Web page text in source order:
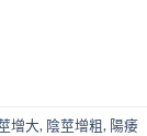
增大, 陰莖增粗, 陽痿